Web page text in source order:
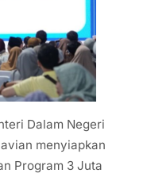
Dalam Negeri
menyiapkan
Program 3 Juta